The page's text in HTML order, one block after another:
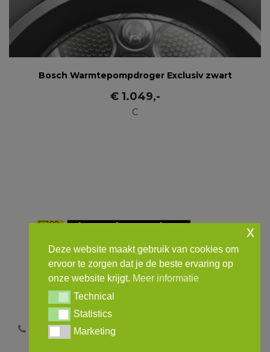
Bosch Warmtepompdroger Exclusiv zwart
€1.049,-
C
Home Contact
0162-431035 info@theoleenders.nl
Deze website maakt gebruik van cookies om
ervoor te zorgen dat je de beste ervaring op
onze website krijgt. Meer informatie
TechnicalTechnical
StatisticsStatistics
MarketingMarketing
x